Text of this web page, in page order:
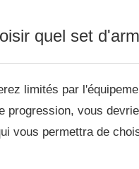
quel set
limités par
progression, vous
vous permettra de